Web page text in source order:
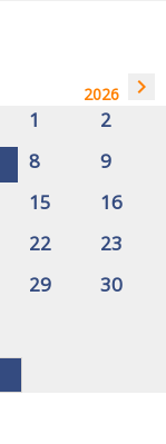
2026 navigate_next
1
2
8
9
15
16
22
23
29
30